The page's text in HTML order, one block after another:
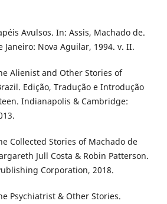
Avulsos. In: Assis, Machado de.
Janeiro: Nova Aguilar, 1994. v. II.
Alienist and Other Stories of
Edição, Tradução e Introdução
Indianapolis & Cambridge:
Collected Stories of Machado de
Jull Costa & Robin Patterson.
Corporation, 2018.
Psychiatrist & Other Stories.